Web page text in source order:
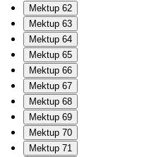
Mektup 62
Mektup 63
Mektup 64
Mektup 65
Mektup 66
Mektup 67
Mektup 68
Mektup 69
Mektup 70
Mektup 71